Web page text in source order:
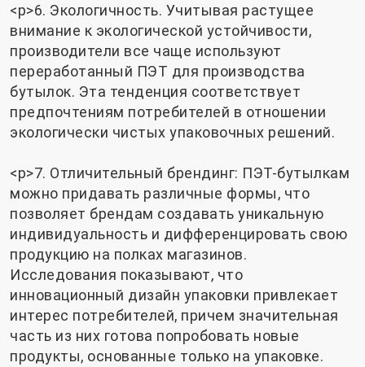
<р>6. Экологичность. Учитывая растущее
внимание к экологической устойчивости,
производители все чаще используют
переработанный ПЭТ для производства
бутылок. Эта тенденция соответствует
предпочтениям потребителей в отношении
экологически чистых упаковочных решений.
<р>7. Отличительный брендинг: ПЭТ-бутылкам
можно придавать различные формы, что
позволяет брендам создавать уникальную
индивидуальность и дифференцировать свою
продукцию на полках магазинов.
Исследования показывают, что
инновационный дизайн упаковки привлекает
интерес потребителей, причем значительная
часть из них готова попробовать новые
продукты, основанные только на упаковке.